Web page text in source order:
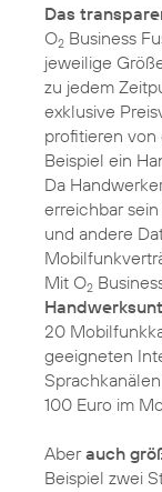
Das
O2 Business
jeweilige
zu jedem
exklusive
profitieren von
Beispiel ein
Da
erreichbar
und andere
Mit O2
20
geeigneten
100 Euro im
Aberauch
Beispiel zwei